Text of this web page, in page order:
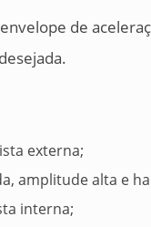
de
externa;
amplitude alta e
interna;